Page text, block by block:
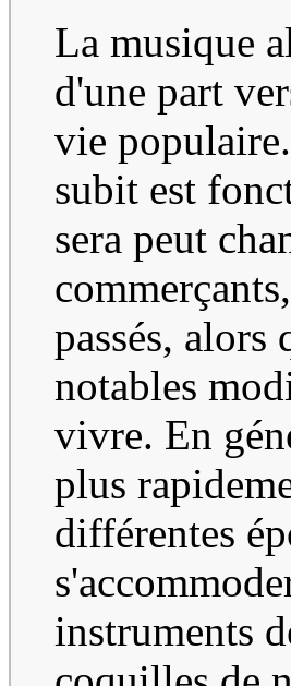
La musique
d'une part
vie
subit est
sera peut
passés, alors
notables
vivre. En
plus
différentes
instruments